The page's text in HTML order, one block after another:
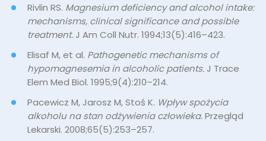
Rivlin RS. Magnesium deficiency and alcohol intake:
mechanisms, clinical significance and possible
treatment.J Am Coll Nutr. 1994;13(5):416–423.
Elisaf M, et al. Pathogenetic mechanisms of
hypomagnesemia in alcoholic patients.J Trace
Elem Med Biol. 1995;9(4):210–214.
Pacewicz M, Jarosz M, Stoś K. Wpływ spożycia
alkoholu na stan odżywienia człowieka.Przegląd
Lekarski. 2008;65(5):253–257.